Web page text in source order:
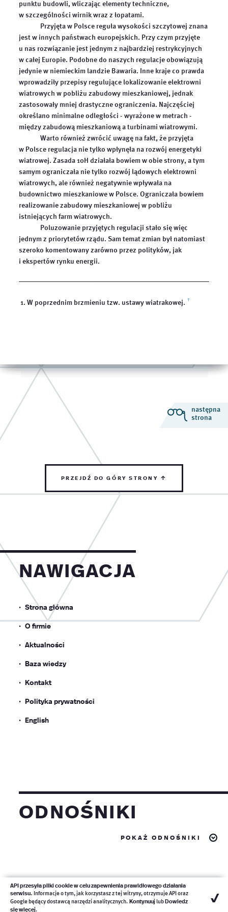
punktu budowli, wliczając elementy techniczne,
w szczególności wirnik wraz z łopatami.
Przyjęta w Polsce reguła wysokości szczytowej znana
jest w innych państwach europejskich. Przy czym przyjęte
u nas rozwiązanie jest jednym z najbardziej restrykcyjnych
w całej Europie. Podobne do naszych regulacje obowiązują
jedynie w niemieckim landzie Bawaria. Inne kraje co prawda
wprowadziły przepisy regulujące lokalizowanie elektrowni
wiatrowych w pobliżu zabudowy mieszkaniowej, jednak
zastosowały mniej drastyczne ograniczenia. Najczęściej
określano minimalne odległości - wyrażone w metrach -
między zabudową mieszkaniową a turbinami wiatrowymi.
Warto również zwrócić uwagę na fakt, że przyjęta
w Polsce regulacja nie tylko wpłynęła na rozwój energetyki
wiatrowej. Zasada 10H działała bowiem w obie strony, a tym
samym ograniczała nie tylko rozwój lądowych elektrowni
wiatrowych, ale również negatywnie wpływała na
budownictwo mieszkaniowe w Polsce. Ograniczała bowiem
realizowanie zabudowy mieszkaniowej w pobliżu
istniejących farm wiatrowych.
Poluzowanie przyjętych regulacji stało się więc
jednym z priorytetów rządu. Sam temat zmian był natomiast
szeroko komentowany zarówno przez polityków, jak
i ekspertów rynku energii.
W poprzednim brzmieniu tzw. ustawy wiatrakowej. ꜛ
wiatrowej jest możliwe, jeżeli odległość tej elektrowni od
budynku mieszkalnego jest równa lub większa od
dziesięciokrotności całkowitej wysokości elektrowni
wiatrowej.
Nowość polega na tym, że rada gminy uchwalając
Miejscowy Plan Zagospodarowania Przestrzennego może
wyznaczyć mniejszą odległość pomiędzy elektrownią
wiatrową a zabudową o funkcji mieszkaniowej. Przy czym
odległość ta nadal nie może być mniejsza niż 700 m.
Zasada ta jest wyrażona jednoznacznie w art. 3 tzw.
ustawy wiatrakowej.ꜛ
przedstawiciela inwestora planującego inwestycję
polegającą na budowie lub przebudowie elektrowni
wiatrowej.
Liberalizacja zasady 10H - nowe zasady lokalizacji
i budowy .ꜛ
następna
strona
przejdź do góry strony ↑
nawigacja
Strona główna
O firmie
Aktualności
Baza wiedzy
Kontakt
Polityka prywatności
English
odnośniki
pokaż odnośniki
2018-2026 © Agencja Promocji Inwestycji Sp. z o. o.
Wszelkie prawa zastrzeżone
API przesyła pliki cookie w celu zapewnienia prawidłowego działania
serwisu. Informacje o tym, jak korzystasz z tej witryny, otrzymuje API oraz
Google będący dostawcą narzędzi analitycznych. Kontynuuj lubDowiedz
się więcej.
✓